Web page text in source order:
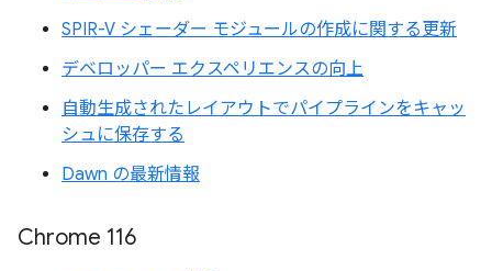
SPIR-V シェーダー モジュールの作成に関する更新
デベロッパー エクスペリエンスの向上
自動生成されたレイアウトでパイプラインをキャッ
シュに保存する
Dawn の最新情報
Chrome 116